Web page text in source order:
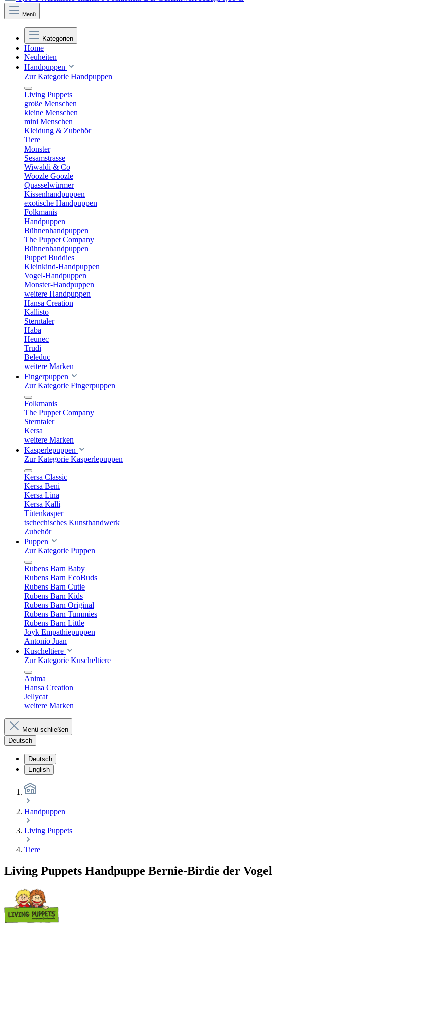
Menü
Kategorien
Home
Neuheiten
Handpuppen
Zur Kategorie Handpuppen
Living Puppets
große Menschen
kleine Menschen
mini Menschen
Kleidung & Zubehör
Tiere
Monster
Sesamstrasse
Wiwaldi & Co
Woozle Goozle
Quasselwürmer
Kissenhandpuppen
exotische Handpuppen
Folkmanis
Handpuppen
Bühnenhandpuppen
The Puppet Company
Bühnenhandpuppen
Puppet Buddies
Kleinkind-Handpuppen
Vogel-Handpuppen
Monster-Handpuppen
weitere Handpuppen
Hansa Creation
Kallisto
Sterntaler
Haba
Heunec
Trudi
Beleduc
weitere Marken
Fingerpuppen
Zur Kategorie Fingerpuppen
Folkmanis
The Puppet Company
Sterntaler
Kersa
weitere Marken
Kasperlepuppen
Zur Kategorie Kasperlepuppen
Kersa Classic
Kersa Beni
Kersa Lina
Kersa Kalli
Tütenkasper
tschechisches Kunsthandwerk
Zubehör
Puppen
Zur Kategorie Puppen
Rubens Barn Baby
Rubens Barn EcoBuds
Rubens Barn Cutie
Rubens Barn Kids
Rubens Barn Original
Rubens Barn Tummies
Rubens Barn Little
Joyk Empathiepuppen
Antonio Juan
Kuscheltiere
Zur Kategorie Kuscheltiere
Anima
Hansa Creation
Jellycat
weitere Marken
Menü schließen
Deutsch
Deutsch
English
Handpuppen
Living Puppets
Tiere
Living Puppets Handpuppe Bernie-Birdie der Vogel